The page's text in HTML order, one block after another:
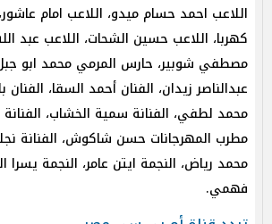
اللاعب احمد حسام ميدو، اللاعب امام
كهربا، اللاعب حسين الشحات، اللاعب عبد
مصطفي شوبير، حارس المرمي محمد ابو
عبدالناصر زيدان، الفنان أحمد السقا،
محمد لطفي، الفنانة سمية الخشاب،
مطرب المهرجانات حسن شاكوش، الفنانة
محمد رياض، النجمة ايتن عامر، النجمة يسرا
فهمي.